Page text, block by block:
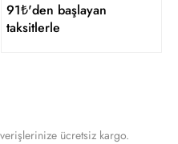
91₺'den başlayan
taksitlerle
ücretsiz kargo.